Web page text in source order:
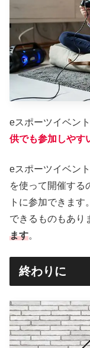
eスポーツイベン
供でも参加しやす
eスポーツイベン
を使って開催する
トに参加できま
できるものもあり
ます。
終わりに